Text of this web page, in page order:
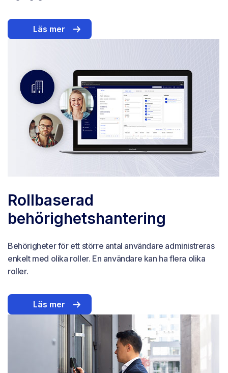
Läs mer
Rollbaserad
behörighetshantering
Behörigheter för ett större antal användare administreras
enkelt med olika roller. En användare kan ha flera olika
roller.
Läs mer